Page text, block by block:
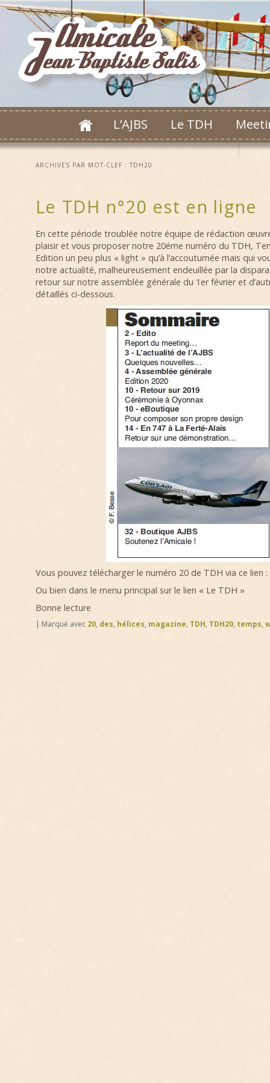
L’AJBS Le TDH
ARCHIVES PAR MOT-CLEF : TDH20
Le TDH n°20 est en ligne
En cette période troublée notre équipe de rédaction
plaisir et vous proposer notre 20éme numéro du TDH,
Edition un peu plus « light » qu’à l’accoutumée mais qui
notre actualité, malheureusement endeuillée par la
retour sur notre assemblée générale du 1er février et
détaillés ci-dessous.
Vous pouvez télécharger le numéro 20 de TDH via ce lien :
Ou bien dans le menu principal sur le lien « Le TDH »
Bonne lecture
| Marqué avec 20, des, hélices, magazine, TDH, TDH20, temps,